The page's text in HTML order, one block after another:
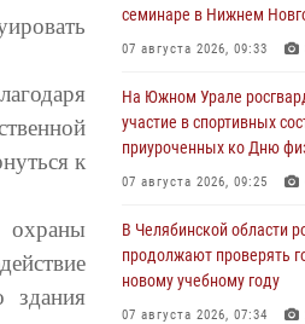
к
здания
семинаре в Нижнем
07 августа 2026, 09:33
На Южном Урале
участие в спортивных
приуроченных ко Дню
07 августа 2026, 09:25
В Челябинской области
продолжают проверять
новому учебному году
07 августа 2026, 07:34